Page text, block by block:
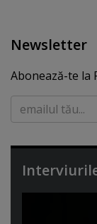
Newsletter
Abonează-te la